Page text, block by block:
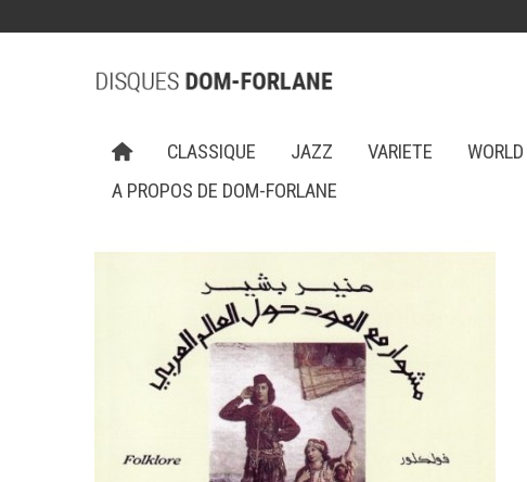
CLASSIQUE JAZZ VARIETE WORLD
A PROPOS DE DOM-FORLANE